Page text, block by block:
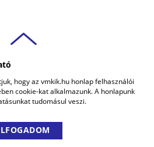
hogy az vmkik.hu honlap felhasználói
cookie-kat alkalmazunk. A honlapunk
tudomásul veszi.
|
ALL RIGHTS RESERVED! DESIGNED &